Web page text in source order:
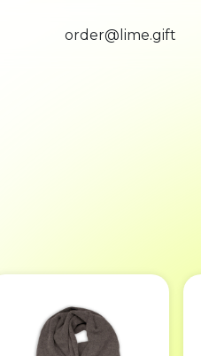
order@lime.gift